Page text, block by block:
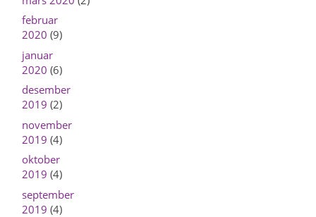
februar
2020 (9)
januar
2020 (6)
desember
2019 (2)
november
2019 (4)
oktober
2019 (4)
september
2019 (4)